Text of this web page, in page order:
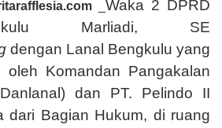
Waka 2 DPRD
Marliadi, SE
dengan Lanal Bengkulu yang
oleh Komandan Pangakalan
dan PT. Pelindo II
dari Bagian Hukum, di ruang